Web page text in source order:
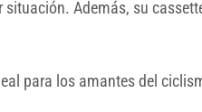
Además, su
para los amantes del